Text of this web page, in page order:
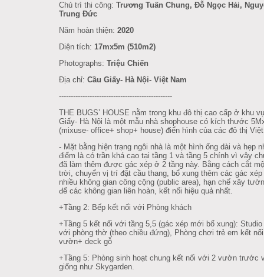
Chủ trì thi công: Trương Tuấn Chung, Đỗ Ngọc Hải,
Trung Đức
Năm hoàn thiện: 2020
Diện tích: 17mx5m (510m2)
Photographs: Triệu Chiến
Địa chỉ: Cầu Giấy- Hà Nội- Việt Nam
------------------------------------------------
THE BUGS’ HOUSE nằm trong khu đô thị cao cấp ở khu
Giấy- Hà Nội là một mẫu nhà shophouse có kích thước
(mixuse- office+ shop+ house) điển hình của các đô thị
- Mặt bằng hiện trạng ngôi nhà là một hình ống dài và hẹp
điểm là có trần khá cao tại tầng 1 và tầng 5 chính vì vậy
đã làm thêm được gác xép ở 2 tầng này. Bằng cách cắt
trời, chuyển vị trí đặt cầu thang, bổ xung thêm các gác xép
nhiều không gian công cộng (public area), hạn chế xây
để các không gian liên hoàn, kết nối hiệu quả nhất.
+Tầng 2: Bếp kết nối với Phòng khách
+Tầng 5 kết nối với tầng 5,5 (gác xép mới bổ xung):
với phòng thờ (theo chiều đứng), Phòng chơi trẻ em kết
vườn+ deck gỗ
+Tầng 5: Phòng sinh hoạt chung kết nối với 2 vườn trước
giống như Skygarden.